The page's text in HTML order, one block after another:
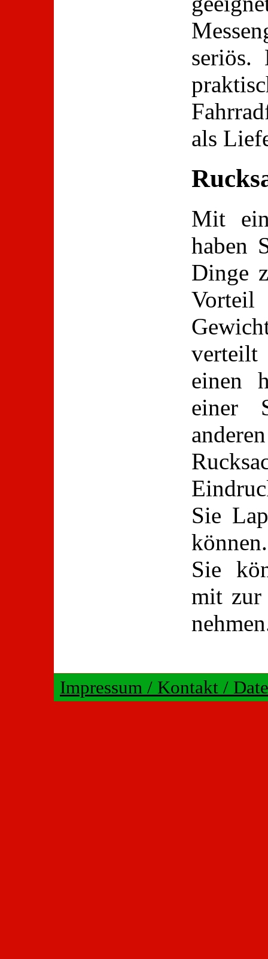
seriös.
als
Mit
haben
Dinge
Vorteil
verteilt
einen
einer
Sie
Sie
mit zur
Impressum / Kontakt /